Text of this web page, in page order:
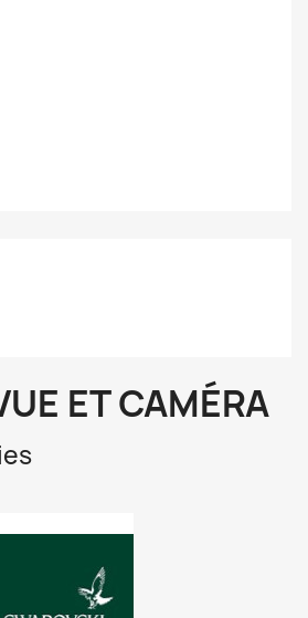
ET CAMÉRA